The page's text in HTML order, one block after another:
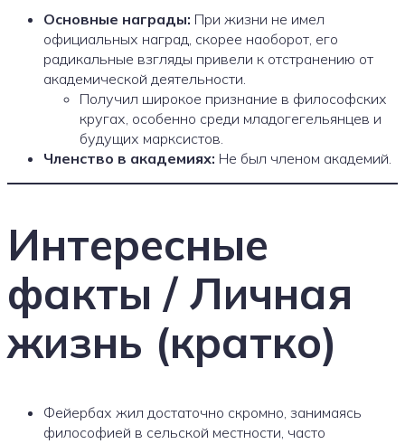
Основные награды: При жизни не имел
официальных наград, скорее наоборот, его
радикальные взгляды привели к отстранению от
академической деятельности.
Получил широкое признание в философских
кругах, особенно среди младогегельянцев и
будущих марксистов.
Членство в академиях: Не был членом академий.
Интересные
факты / Личная
жизнь (кратко)
Фейербах жил достаточно скромно, занимаясь
философией в сельской местности, часто